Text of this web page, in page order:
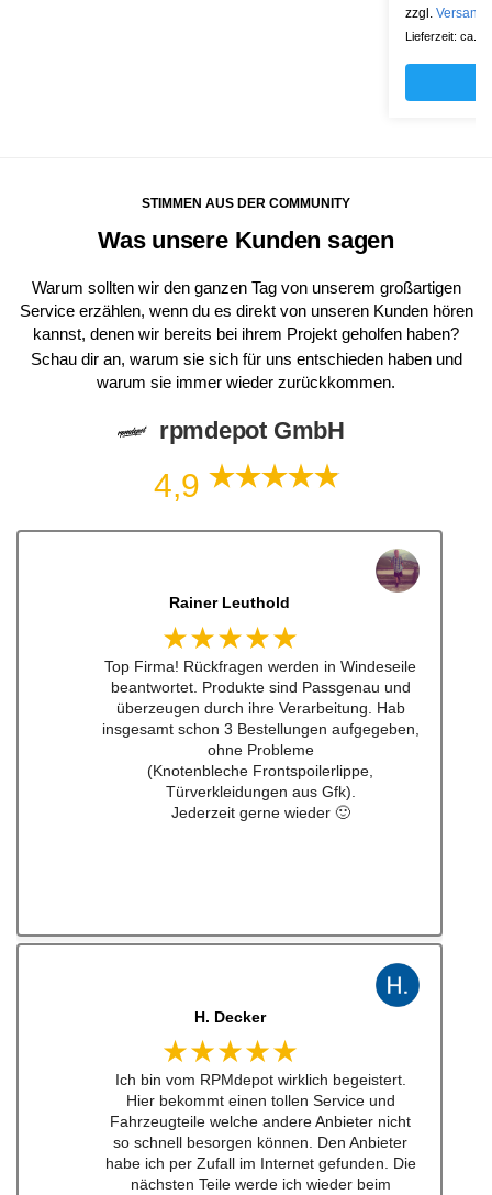
zzgl. Versand
Lieferzeit: ca.
STIMMEN AUS DER COMMUNITY
Was unsere Kunden sagen
Warum sollten wir den ganzen Tag von unserem großartigen
Service erzählen, wenn du es direkt von unseren Kunden hören
kannst, denen wir bereits bei ihrem Projekt geholfen haben?
Schau dir an, warum sie sich für uns entschieden haben und
warum sie immer wieder zurückkommen.
rpmdepot GmbH
4,9
Dennis Lorenz (Inch)
★★★★★
Schneller Versandt, Top Qualität immerwieder
gerne bei euch #w201Commumity
J. B
★★★★★
Kann man zu 100% empfehlen. Habe einen
Schalthebel für einen w201 16v besteht.
Lieferung schnell und Konversation top.
Qualität der Teile ist wirklich top!!!
Empfehe ich sehr gerne weiter.
Ich werde bei zukünftigen Projekten hier als